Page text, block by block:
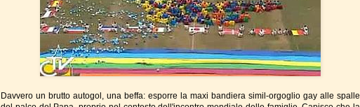
Davvero un brutto autogol, una beffa: esporre la maxi bandiera simil-orgoglio gay alle spalle